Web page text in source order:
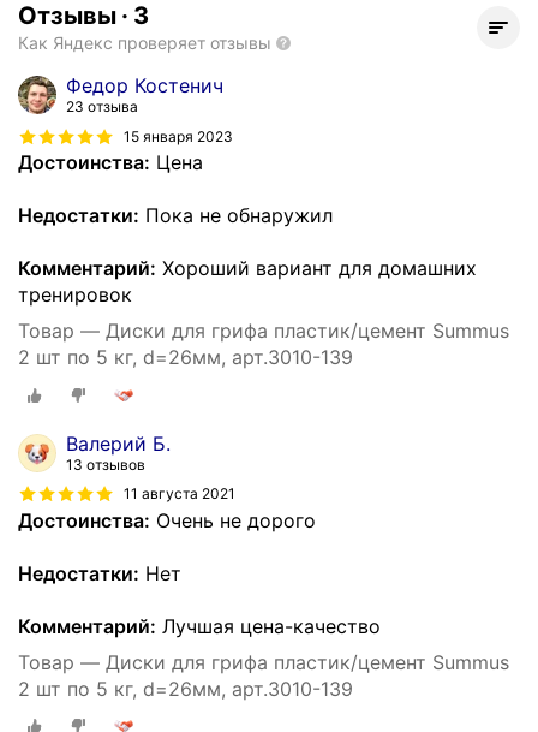
Отзывы · 3
Как Яндекс проверяет отзывы
Федор Костенич
23 отзыва
15 января 2023
Достоинства: Цена
Недостатки: Пока не обнаружил
Комментарий: Хороший вариант для домашних
тренировок
Товар — Диски для грифа пластик/цемент Summus
2 шт по 5 кг, d=26мм, арт.3010-139
Валерий Б.
13 отзывов
11 августа 2021
Достоинства: Очень не дорого
Недостатки: Нет
Комментарий: Лучшая цена-качество
Товар — Диски для грифа пластик/цемент Summus
2 шт по 5 кг, d=26мм, арт.3010-139